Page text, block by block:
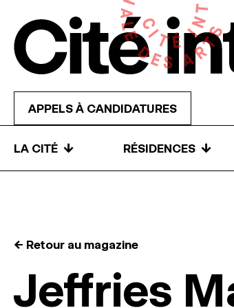
APPELS À CANDIDATURES
LA CITÉ ↓ RÉSIDENCES ↓
← Retour au magazine
Jeffries